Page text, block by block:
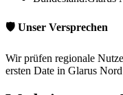
🛡️ Unser Versprechen
Wir prüfen regionale
ersten Date in Glarus